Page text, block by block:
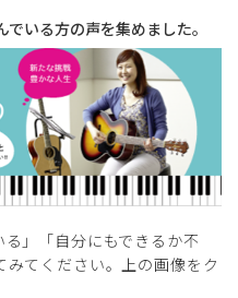
いる方の声を集めました。
る」「自分にもできるか不
てください。上の画像をク